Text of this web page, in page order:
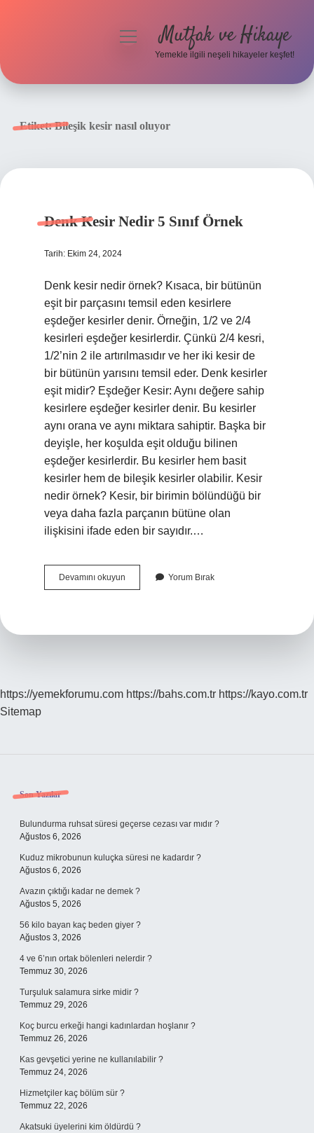
menüyüMutfak ve Hikaye
Yemekle ilgili neşeli hikayeler keşfet!
Etiket:Bileşik kesir nasıl oluyor
Denk Kesir Nedir 5 Sınıf Örnek
Tarih: Ekim 24, 2024
Denk kesir nedir örnek? Kısaca, bir bütünün
eşit bir parçasını temsil eden kesirlere
eşdeğer kesirler denir. Örneğin, 1/2 ve 2/4
kesirleri eşdeğer kesirlerdir. Çünkü 2/4 kesri,
1/2’nin 2 ile artırılmasıdır ve her iki kesir de
bir bütünün yarısını temsil eder. Denk kesirler
eşit midir? Eşdeğer Kesir: Aynı değere sahip
kesirlere eşdeğer kesirler denir. Bu kesirler
aynı orana ve aynı miktara sahiptir. Başka bir
deyişle, her koşulda eşit olduğu bilinen
eşdeğer kesirlerdir. Bu kesirler hem basit
kesirler hem de bileşik kesirler olabilir. Kesir
nedir örnek? Kesir, bir birimin bölündüğü bir
veya daha fazla parçanın bütüne olan
ilişkisini ifade eden bir sayıdır.…
Devamını okuyun
Kesir
Yorum Bırak
https://yemekforumu.com https://bahs.com.tr https://kayo.com.tr
Sitemap
Sidebar
Son Yazılar
Bulundurma ruhsat süresi geçerse cezası var mıdır ?
Ağustos 6, 2026
Kuduz mikrobunun kuluçka süresi ne kadardır ?
Ağustos 6, 2026
Avazın çıktığı kadar ne demek ?
Ağustos 5, 2026
56 kilo bayan kaç beden giyer ?
Ağustos 3, 2026
4 ve 6’nın ortak bölenleri nelerdir ?
Temmuz 30, 2026
Turşuluk salamura sirke midir ?
Temmuz 29, 2026
Koç burcu erkeği hangi kadınlardan hoşlanır ?
Temmuz 26, 2026
Kas gevşetici yerine ne kullanılabilir ?
Temmuz 24, 2026
Hizmetçiler kaç bölüm sür ?
Temmuz 22, 2026
Akatsuki üyelerini kim öldürdü ?